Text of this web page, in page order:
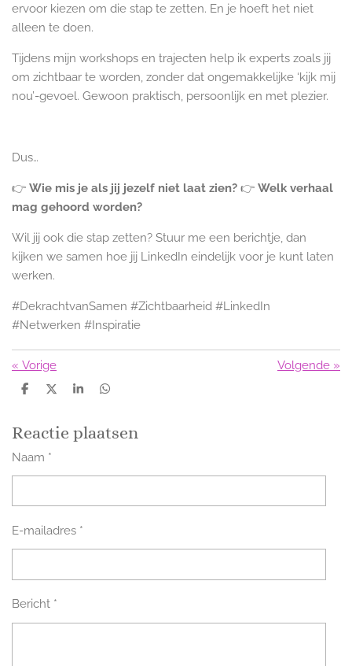
ervoor kiezen om die stap te zetten. En je hoeft het niet
alleen te doen.
Tijdens mijn workshops en trajecten help ik experts zoals jij
om zichtbaar te worden, zonder dat ongemakkelijke ‘kijk mij
nou’-gevoel. Gewoon praktisch, persoonlijk en met plezier.
Dus…
👉 Wie mis je als jij jezelf niet laat zien? 👉 Welk verhaal
mag gehoord worden?
Wil jij ook die stap zetten? Stuur me een berichtje, dan
kijken we samen hoe jij LinkedIn eindelijk voor je kunt laten
werken.
#DekrachtvanSamen #Zichtbaarheid #LinkedIn
#Netwerken #Inspiratie
« Vorige Volgende »
D
e
n
D
l
S
r
e
D
e
n
Reactie plaatsen
Naam *
E-mailadres *
Bericht *